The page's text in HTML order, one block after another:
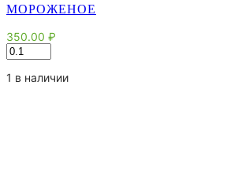
МОРОЖЕНОЕ
350.00 ₽
Количество
товара
Мороженое
1 в наличии